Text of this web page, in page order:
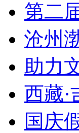
第二
沧州
助力
西藏
国庆